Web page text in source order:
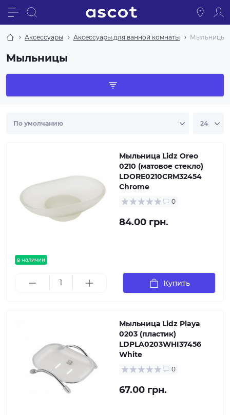
Аксессуары Аксессуары для ванной комнаты Мыльницы
Мыльницы
в наличии
Мыльница Lidz Oreo
0210 (матовое стекло)
LDORE0210CRM32454
Chrome
0
84.00 грн.
Купить
Мыльница Lidz Playa
0203 (пластик)
LDPLA0203WHI37456
White
0
67.00 грн.